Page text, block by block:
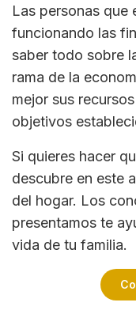
Las personas que
funcionando las
saber todo sobre
rama de la
mejor sus
objetivos
Si quieres hacer
descubre en este
del hogar. Los
presentamos te
vida de tu familia.